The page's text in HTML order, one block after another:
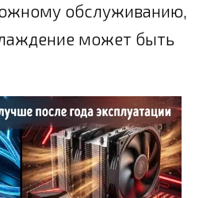
обслуживанию,
может быть